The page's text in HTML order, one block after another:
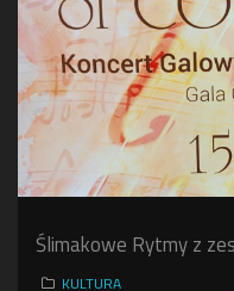
Ślimakowe Rytmy z
KULTURA